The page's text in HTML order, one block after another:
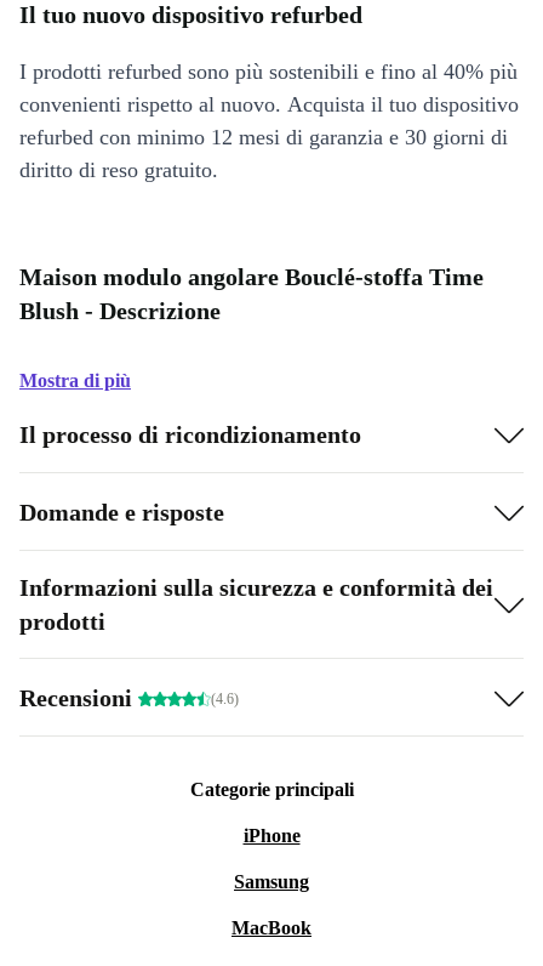
Il tuo nuovo dispositivo refurbed
I prodotti refurbed sono più sostenibili e fino al 40% più
convenienti rispetto al nuovo. Acquista il tuo dispositivo
refurbed con minimo 12 mesi di garanzia e 30 giorni di
diritto di reso gratuito.
Maison modulo angolare Bouclé-stoffa Time
Blush - Descrizione
Mostra di più
Il processo di ricondizionamento
Domande e risposte
Informazioni sulla sicurezza e conformità dei
prodotti
Recensioni (4.6)
Categorie principali
iPhone
Samsung
MacBook